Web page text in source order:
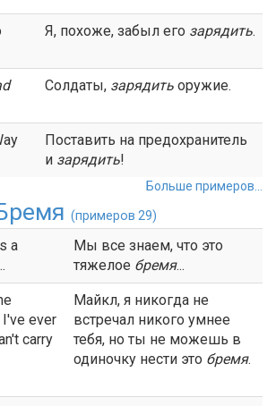
Я, похоже, забыл его зарядить.
Солдаты, зарядить оружие.
Поставить на предохранитель
и зарядить!
Больше примеров...
(примеров 29)
a
Мы все знаем, что это
тяжелое бремя...
ever
carry
Майкл, я никогда не
встречал никого умнее
тебя, но ты не можешь в
одиночку нести это бремя.